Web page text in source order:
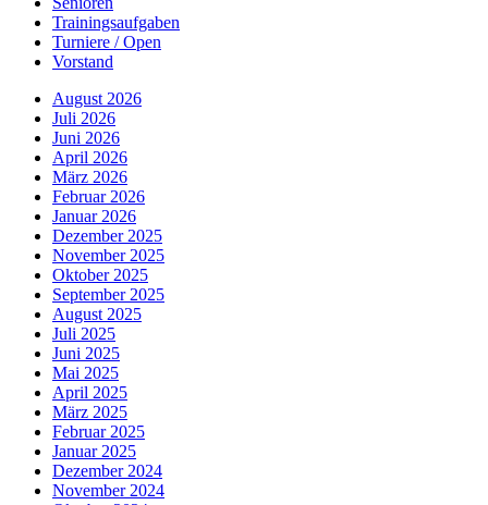
Trainingsaufgaben
Turniere / Open
Vorstand
August 2026
Juli 2026
Juni 2026
April 2026
März 2026
Februar 2026
Januar 2026
Dezember 2025
November 2025
Oktober 2025
September 2025
August 2025
Juli 2025
Juni 2025
Mai 2025
April 2025
März 2025
Februar 2025
Januar 2025
Dezember 2024
November 2024